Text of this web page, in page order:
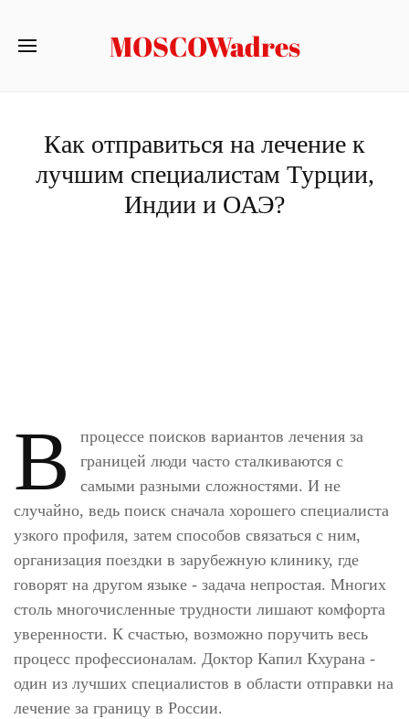
MOSCOWadres
Как отправиться на лечение к
лучшим специалистам Турции,
Индии и ОАЭ?
В
процессе поисков вариантов лечения за
границей люди часто сталкиваются с
самыми разными сложностями. И не
случайно, ведь поиск сначала хорошего специалиста
узкого профиля, затем способов связаться с ним,
организация поездки в зарубежную клинику, где
говорят на другом языке - задача непростая. Многих
столь многочисленные трудности лишают комфорта
уверенности. К счастью, возможно поручить весь
процесс профессионалам. Доктор Капил Кхурана -
один из лучших специалистов в области отправки на
лечение за границу в России.